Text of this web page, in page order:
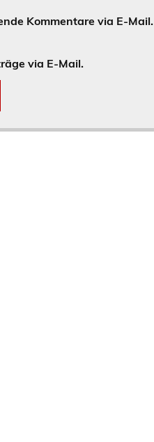
Kommentare via E-Mail.
via E-Mail.